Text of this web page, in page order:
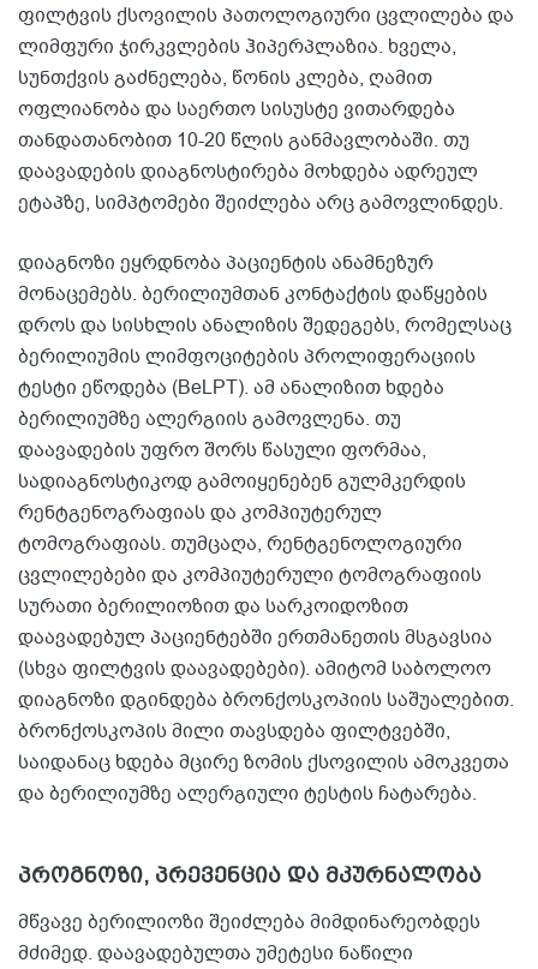
ფილტვის ქსოვილის პათოლოგიური ცვლილება და
ლიმფური ჯირკვლების ჰიპერპლაზია. ხველა,
სუნთქვის გაძნელება, წონის კლება, ღამით
ოფლიანობა და საერთო სისუსტე ვითარდება
თანდათანობით 10-20 წლის განმავლობაში. თუ
დაავადების დიაგნოსტირება მოხდება ადრეულ
ეტაპზე, სიმპტომები შეიძლება არც გამოვლინდეს.
დიაგნოზი ეყრდნობა პაციენტის ანამნეზურ
მონაცემებს. ბერილიუმთან კონტაქტის დაწყების
დროს და სისხლის ანალიზის შედეგებს, რომელსაც
ბერილიუმის ლიმფოციტების პროლიფერაციის
ტესტი ეწოდება (BeLPT). ამ ანალიზით ხდება
ბერილიუმზე ალერგიის გამოვლენა. თუ
დაავადების უფრო შორს წასული ფორმაა,
სადიაგნოსტიკოდ გამოიყენებენ გულმკერდის
რენტგენოგრაფიას და კომპიუტერულ
ტომოგრაფიას. თუმცაღა, რენტგენოლოგიური
ცვლილებები და კომპიუტერული ტომოგრაფიის
სურათი ბერილიოზით და სარკოიდოზით
დაავადებულ პაციენტებში ერთმანეთის მსგავსია
(სხვა ფილტვის დაავადებები). ამიტომ საბოლოო
დიაგნოზი დგინდება ბრონქოსკოპიის საშუალებით.
ბრონქოსკოპის მილი თავსდება ფილტვებში,
საიდანაც ხდება მცირე ზომის ქსოვილის ამოკვეთა
და ბერილიუმზე ალერგიული ტესტის ჩატარება.
პროგნოზი, პრევენცია და მკურნალობა
მწვავე ბერილიოზი შეიძლება მიმდინარეობდეს
მძიმედ. დაავადებულთა უმეტესი ნაწილი